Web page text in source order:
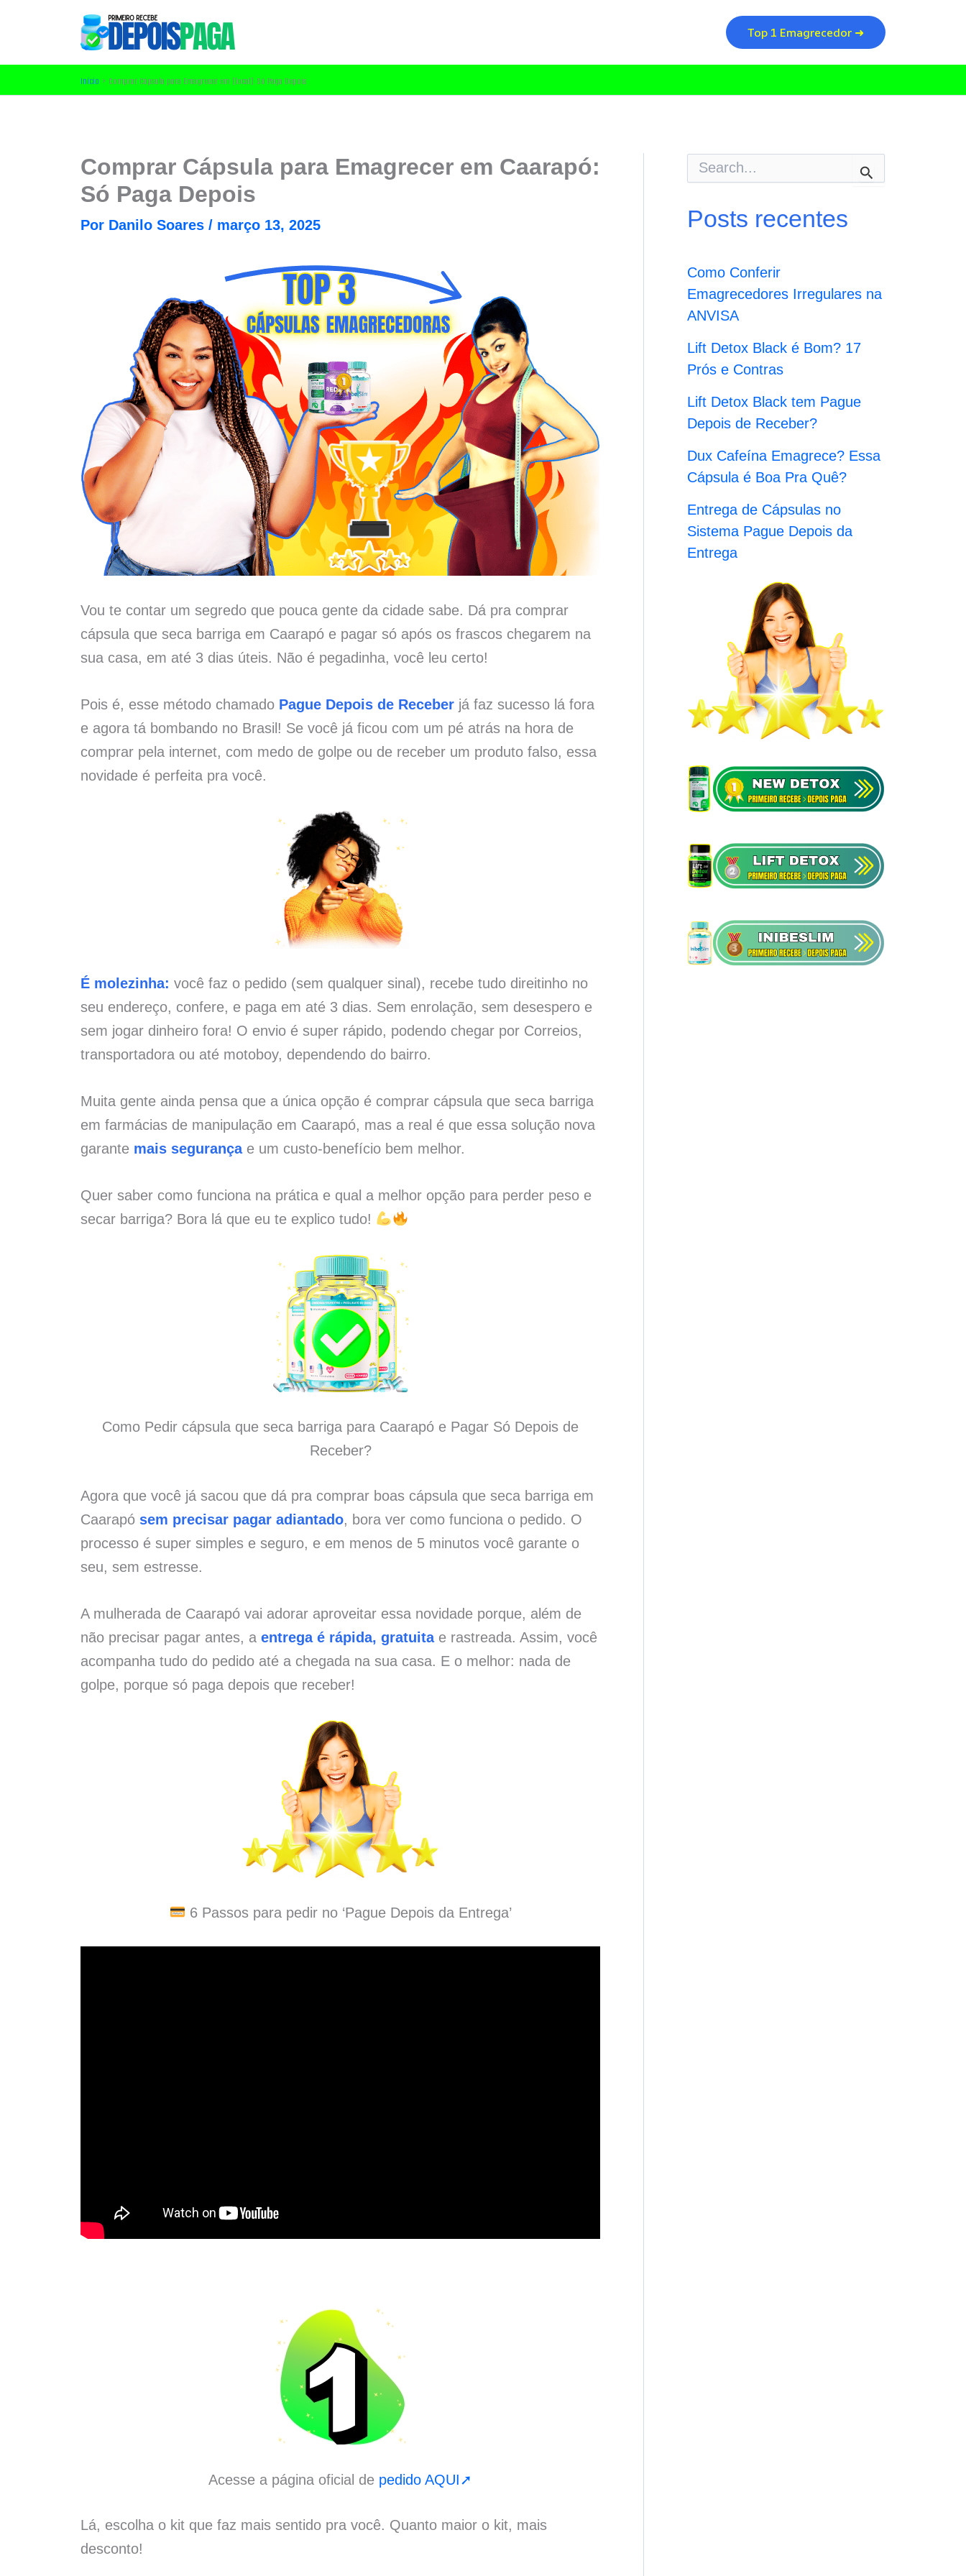
Top 1 Emagrecedor ➜
Início Comprar Cápsula para Emagrecer em [local]: Só Paga Depois
Comprar Cápsula para Emagrecer em Caarapó:
Só Paga Depois
Por Danilo Soares / março 13, 2025
Vou te contar um segredo que pouca gente da cidade sabe. Dá pra comprar
cápsula que seca barriga em Caarapó e pagar só após os frascos chegarem na
sua casa, em até 3 dias úteis. Não é pegadinha, você leu certo!
Pois é, esse método chamado Pague Depois de Receber já faz sucesso lá fora
e agora tá bombando no Brasil! Se você já ficou com um pé atrás na hora de
comprar pela internet, com medo de golpe ou de receber um produto falso, essa
novidade é perfeita pra você.
É molezinha: você faz o pedido (sem qualquer sinal), recebe tudo direitinho no
seu endereço, confere, e paga em até 3 dias. Sem enrolação, sem desespero e
sem jogar dinheiro fora! O envio é super rápido, podendo chegar por Correios,
transportadora ou até motoboy, dependendo do bairro.
Muita gente ainda pensa que a única opção é comprar cápsula que seca barriga
em farmácias de manipulação em Caarapó, mas a real é que essa solução nova
garante mais segurançae um custo-benefício bem melhor.
Quer saber como funciona na prática e qual a melhor opção para perder peso e
secar barriga? Bora lá que eu te explico tudo!
Como Pedir cápsula que seca barriga para Caarapó e Pagar Só Depois de
Receber?
Agora que você já sacou que dá pra comprar boas cápsula que seca barriga em
Caarapó sem precisar pagar adiantado, bora ver como funciona o pedido. O
processo é super simples e seguro, e em menos de 5 minutos você garante o
seu, sem estresse.
A mulherada de Caarapó vai adorar aproveitar essa novidade porque, além de
não precisar pagar antes, a entrega é rápida, gratuitae rastreada. Assim, você
acompanha tudo do pedido até a chegada na sua casa. E o melhor: nada de
golpe, porque só paga depois que receber!
6 Passos para pedir no ‘Pague Depois da Entrega’
Acesse a página oficial de pedido AQUI➚
Lá, escolha o kit que faz mais sentido pra você. Quanto maior o kit, mais
desconto!
u
r
p
r
Posts recentes
Como Conferir
Emagrecedores Irregulares na
ANVISA
Lift Detox Black é Bom? 17
Prós e Contras
Lift Detox Black tem Pague
Depois de Receber?
Dux Cafeína Emagrece? Essa
Cápsula é Boa Pra Quê?
Entrega de Cápsulas no
Sistema Pague Depois da
Entrega